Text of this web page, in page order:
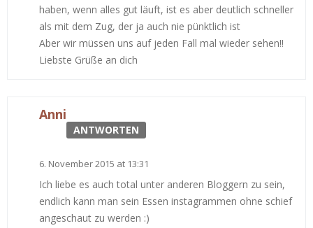
haben, wenn alles gut läuft, ist es aber deutlich schneller
als mit dem Zug, der ja auch nie pünktlich ist
Aber wir müssen uns auf jeden Fall mal wieder sehen!!
Liebste Grüße an dich
Anni
ANTWORTEN
6. November 2015 at 13:31
Ich liebe es auch total unter anderen Bloggern zu sein,
endlich kann man sein Essen instagrammen ohne schief
angeschaut zu werden :)